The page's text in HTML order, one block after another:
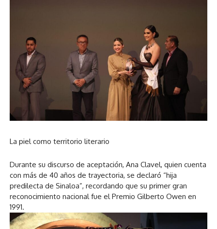
La piel como territorio literario
Durante su discurso de aceptación, Ana Clavel, quien cuenta
con más de 40 años de trayectoria, se declaró “hija
predilecta de Sinaloa”, recordando que su primer gran
reconocimiento nacional fue el Premio Gilberto Owen en
1991.